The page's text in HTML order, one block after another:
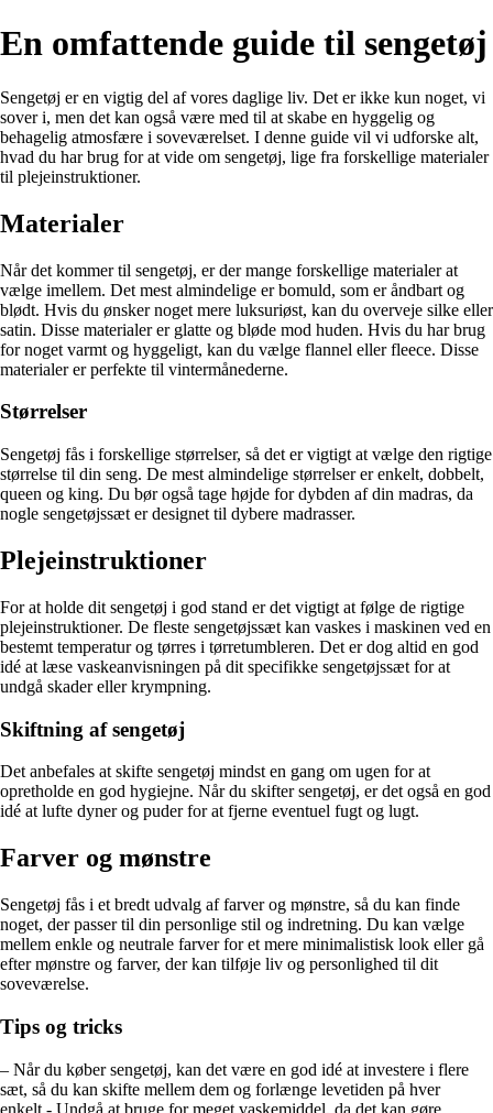
En omfattende guide til sengetøj
Sengetøj er en vigtig del af vores daglige liv. Det er ikke kun noget, vi
sover i, men det kan også være med til at skabe en hyggelig og
behagelig atmosfære i soveværelset. I denne guide vil vi udforske alt,
hvad du har brug for at vide om sengetøj, lige fra forskellige materialer
til plejeinstruktioner.
Materialer
Når det kommer til sengetøj, er der mange forskellige materialer at
vælge imellem. Det mest almindelige er bomuld, som er åndbart og
blødt. Hvis du ønsker noget mere luksuriøst, kan du overveje silke eller
satin. Disse materialer er glatte og bløde mod huden. Hvis du har brug
for noget varmt og hyggeligt, kan du vælge flannel eller fleece. Disse
materialer er perfekte til vintermånederne.
Størrelser
Sengetøj fås i forskellige størrelser, så det er vigtigt at vælge den rigtige
størrelse til din seng. De mest almindelige størrelser er enkelt, dobbelt,
queen og king. Du bør også tage højde for dybden af din madras, da
nogle sengetøjssæt er designet til dybere madrasser.
Plejeinstruktioner
For at holde dit sengetøj i god stand er det vigtigt at følge de rigtige
plejeinstruktioner. De fleste sengetøjssæt kan vaskes i maskinen ved en
bestemt temperatur og tørres i tørretumbleren. Det er dog altid en god
idé at læse vaskeanvisningen på dit specifikke sengetøjssæt for at
undgå skader eller krympning.
Skiftning af sengetøj
Det anbefales at skifte sengetøj mindst en gang om ugen for at
opretholde en god hygiejne. Når du skifter sengetøj, er det også en god
idé at lufte dyner og puder for at fjerne eventuel fugt og lugt.
Farver og mønstre
Sengetøj fås i et bredt udvalg af farver og mønstre, så du kan finde
noget, der passer til din personlige stil og indretning. Du kan vælge
mellem enkle og neutrale farver for et mere minimalistisk look eller gå
efter mønstre og farver, der kan tilføje liv og personlighed til dit
soveværelse.
Tips og tricks
– Når du køber sengetøj, kan det være en god idé at investere i flere
sæt, så du kan skifte mellem dem og forlænge levetiden på hver
enkelt.- Undgå at bruge for meget vaskemiddel, da det kan gøre